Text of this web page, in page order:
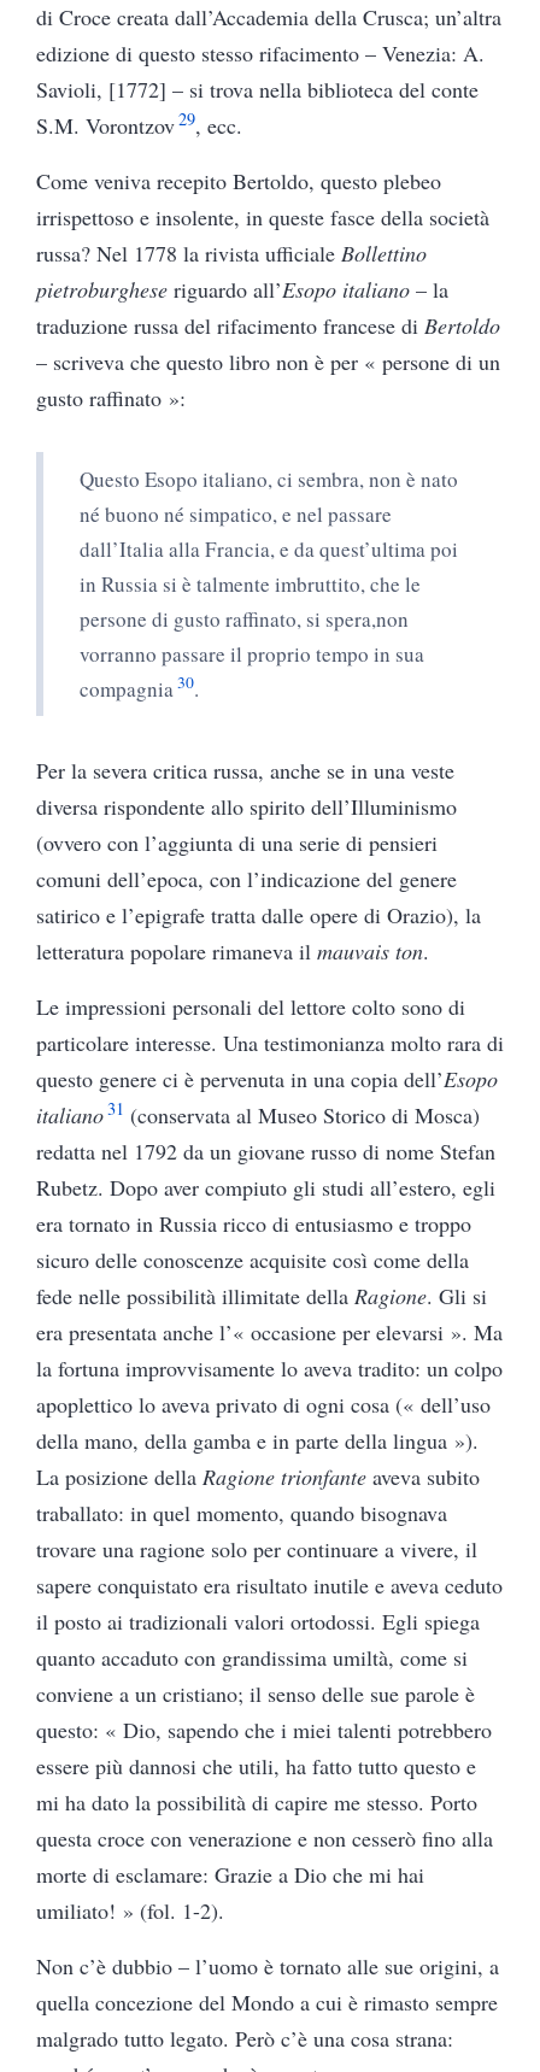
di Croce creata dall’Accademia della Crusca; un’altra
edizione di questo stesso rifacimento – Venezia: A.
Savioli, [1772] – si trova nella biblioteca del conte
S.M. Vorontzov29, ecc.
Come veniva recepito Bertoldo, questo plebeo
irrispettoso e insolente, in queste fasce della società
russa? Nel 1778 la rivista ufficiale Bollettino
pietroburghese riguardo all’Esopo italiano – la
traduzione russa del rifacimento francese di Bertoldo
– scriveva che questo libro non è per « persone di un
gusto raffinato »:
Questo Esopo italiano, ci sembra, non è nato
né buono né simpatico, e nel passare
dall’Italia alla Francia, e da quest’ultima poi
in Russia si è talmente imbruttito, che le
persone di gusto raffinato, si spera,non
vorranno passare il proprio tempo in sua
compagnia30.
Per la severa critica russa, anche se in una veste
diversa rispondente allo spirito dell’Illuminismo
(ovvero con l’aggiunta di una serie di pensieri
comuni dell’epoca, con l’indicazione del genere
satirico e l’epigrafe tratta dalle opere di Orazio), la
letteratura popolare rimaneva il mauvais ton.
Le impressioni personali del lettore colto sono di
particolare interesse. Una testimonianza molto rara di
questo genere ci è pervenuta in una copia dell’Esopo
italiano31 (conservata al Museo Storico di Mosca)
redatta nel 1792 da un giovane russo di nome Stefan
Rubetz. Dopo aver compiuto gli studi all’estero, egli
era tornato in Russia ricco di entusiasmo e troppo
sicuro delle conoscenze acquisite così come della
fede nelle possibilità illimitate della Ragione. Gli si
era presentata anche l’« occasione per elevarsi ». Ma
la fortuna improvvisamente lo aveva tradito: un colpo
apoplettico lo aveva privato di ogni cosa (« dell’uso
della mano, della gamba e in parte della lingua »).
La posizione della Ragione trionfante aveva subito
traballato: in quel momento, quando bisognava
trovare una ragione solo per continuare a vivere, il
sapere conquistato era risultato inutile e aveva ceduto
il posto ai tradizionali valori ortodossi. Egli spiega
quanto accaduto con grandissima umiltà, come si
conviene a un cristiano; il senso delle sue parole è
questo: « Dio, sapendo che i miei talenti potrebbero
essere più dannosi che utili, ha fatto tutto questo e
mi ha dato la possibilità di capire me stesso. Porto
questa croce con venerazione e non cesserò fino alla
morte di esclamare: Grazie a Dio che mi hai
umiliato! » (fol. 1-2).
Non c’è dubbio – l’uomo è tornato alle sue origini, a
quella concezione del Mondo a cui è rimasto sempre
malgrado tutto legato. Però c’è una cosa strana: